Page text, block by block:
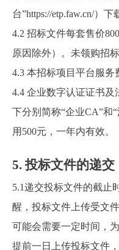
台”https://etp.faw.cn/）下
4.2 招标文件每套售价800
原因除外）。未领购招
4.3 本招标项目平台服务
4.4 企业数字认证证书及
下分别简称“企业CA”和
用500元，一年内有效。
5.投标文件的递交
5.1递交投标文件的截止
醒，投标文件上传受文
可能会需要一定时间，
提前一日上传投标文件